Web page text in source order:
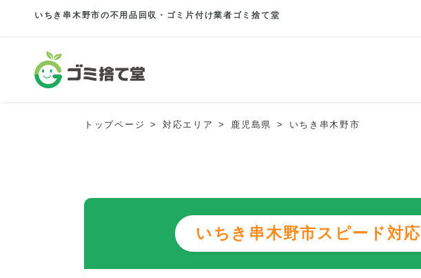
いちき串木野市の不用品回収・ゴミ片付け業者ゴミ捨て堂
トップページ 対応エリア 鹿児島県 いちき串木野市
いちき串木野市スピード対応